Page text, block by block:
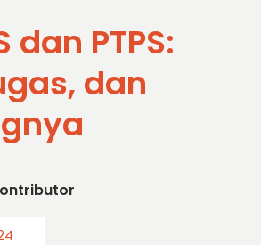
dan PTPS:
dan